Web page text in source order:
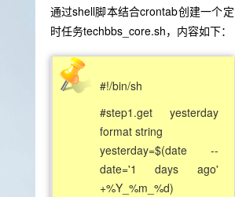
通过shell脚本结合crontab创建一个定
时任务techbbs_core.sh，内容如下：
#!/bin/sh
#step1.get yesterday
format string
yesterday=$(date --
date='1 days ago'
+%Y_%m_%d)